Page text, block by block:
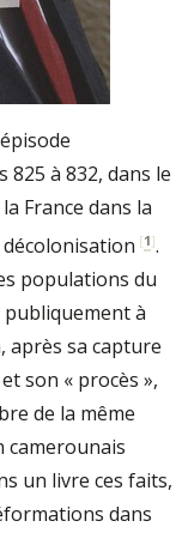
à 832, dans le
France dans la
[1].
populations du
publiquement à
après sa capture
son « procès »,
de la même
camerounais
un livre ces faits,
dans